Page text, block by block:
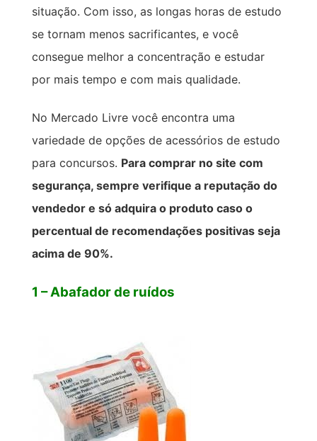
situação. Com isso, as longas horas de estudo
se tornam menos sacrificantes, e você
consegue melhor a concentração e estudar
por mais tempo e com mais qualidade.
No Mercado Livre você encontra uma
variedade de opções de acessórios de estudo
para concursos. Para comprar no site com
segurança, sempre verifique a reputação do
vendedor e só adquira o produto caso o
percentual de recomendações positivas seja
acima de 90%.
1 – Abafador de ruídos